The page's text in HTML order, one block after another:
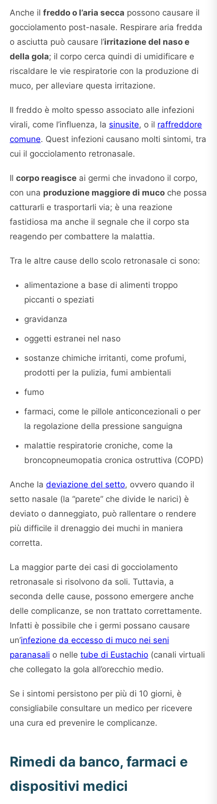
Anche il freddo o l’aria secca possono causare il
gocciolamento post-nasale. Respirare aria fredda
o asciutta può causare l’irritazione del naso e
della gola; il corpo cerca quindi di umidificare e
riscaldare le vie respiratorie con la produzione di
muco, per alleviare questa irritazione.
Il freddo è molto spesso associato alle infezioni
virali, come l’influenza, la sinusite, o il raffreddore
comune. Quest infezioni causano molti sintomi, tra
cui il gocciolamento retronasale.
Il corpo reagisce ai germi che invadono il corpo,
con una produzione maggiore di muco che possa
catturarli e trasportarli via; è una reazione
fastidiosa ma anche il segnale che il corpo sta
reagendo per combattere la malattia.
Tra le altre cause dello scolo retronasale ci sono:
alimentazione a base di alimenti troppo
piccanti o speziati
gravidanza
oggetti estranei nel naso
sostanze chimiche irritanti, come profumi,
prodotti per la pulizia, fumi ambientali
fumo
farmaci, come le pillole anticoncezionali o per
la regolazione della pressione sanguigna
malattie respiratorie croniche, come la
broncopneumopatia cronica ostruttiva (COPD)
Anche la deviazione del setto, ovvero quando il
setto nasale (la “parete” che divide le narici) è
deviato o danneggiato, può rallentare o rendere
più difficile il drenaggio dei muchi in maniera
corretta.
La maggior parte dei casi di gocciolamento
retronasale si risolvono da soli. Tuttavia, a
seconda delle cause, possono emergere anche
delle complicanze, se non trattato correttamente.
Infatti è possibile che i germi possano causare
un’infezione da eccesso di muco nei seni
paranasali o nelle tube di Eustachio (canali virtuali
che collegato la gola all’orecchio medio.
Se i sintomi persistono per più di 10 giorni, è
consigliabile consultare un medico per ricevere
una cura ed prevenire le complicanze.
Rimedi da banco, farmaci e
dispositivi medici